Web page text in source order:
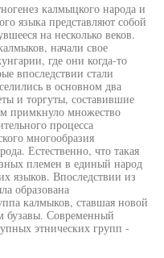
калмыцкого народа и
языка представляют собой
на несколько веков.
начали свое
где они когда-то
впоследствии стали
в основном два
и торгуты, составившие
примкнуло множество
процесса
многообразия
Естественно, что такая
племен в единый народ
языков. Впоследствии из
образована
калмыков, ставшая новой
бузавы. Современный
этнических групп -